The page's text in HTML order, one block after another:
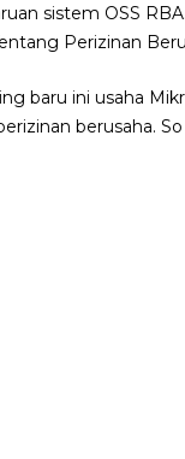
sistem OSS
Perizinan
baru ini usaha
berusaha.